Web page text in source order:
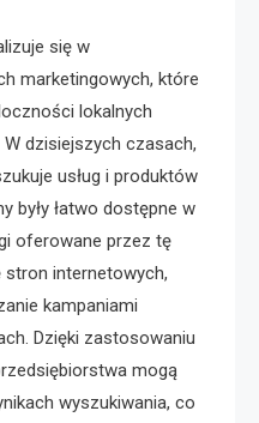
się w
marketingowych, które
lokalnych
dzisiejszych czasach,
usług i produktów
były łatwo dostępne w
oferowane przez tę
internetowych,
kampaniami
Dzięki zastosowaniu
mogą
wyszukiwania, co